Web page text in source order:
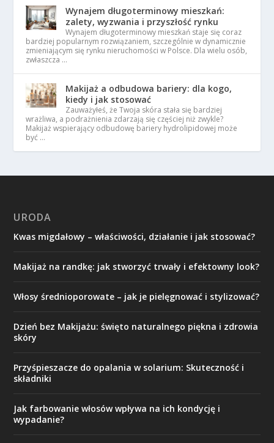
Wynajem długoterminowy mieszkań:
zalety, wyzwania i przyszłość rynku
Wynajem długoterminowy mieszkań staje się coraz
bardziej popularnym rozwiązaniem, szczególnie w dynamicznie
zmieniającym się rynku nieruchomości w Polsce. Dla wielu osób,
zwłaszcza …
Makijaż a odbudowa bariery: dla kogo,
kiedy i jak stosować
Zauważyłeś, że Twoja skóra stała się bardziej
wrażliwa, a podrażnienia zdarzają się częściej niż zwykle?
Makijaż wspierający odbudowę bariery hydrolipidowej może
być …
URODA
Kwas migdałowy – właściwości, działanie i jak stosować?
Makijaż na randkę: jak stworzyć trwały i efektowny look?
Włosy średnioporowate – jak je pielęgnować i stylizować?
Dzień bez Makijażu: święto naturalnego piękna i zdrowia
skóry
Przyśpieszacze do opalania w solarium: Skuteczność i
składniki
Jak farbowanie włosów wpływa na ich kondycję i
wypadanie?